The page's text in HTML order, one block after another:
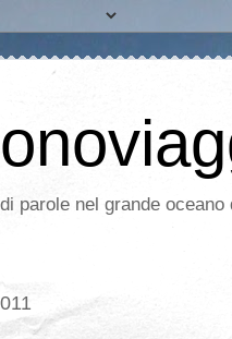
parole nel grande